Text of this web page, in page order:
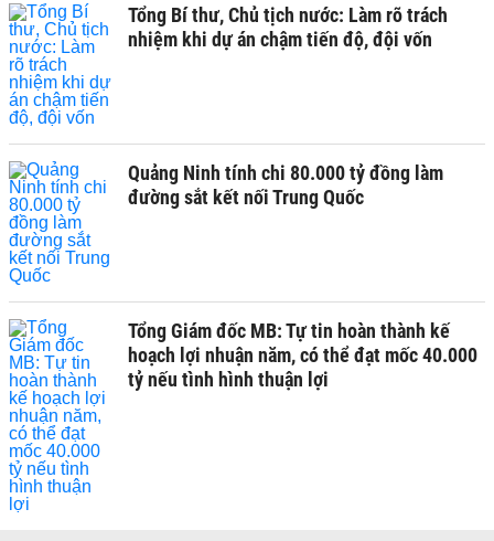
Tổng Bí thư, Chủ tịch nước: Làm rõ trách
nhiệm khi dự án chậm tiến độ, đội vốn
Quảng Ninh tính chi 80.000 tỷ đồng làm
đường sắt kết nối Trung Quốc
Tổng Giám đốc MB: Tự tin hoàn thành kế
hoạch lợi nhuận năm, có thể đạt mốc 40.000
tỷ nếu tình hình thuận lợi